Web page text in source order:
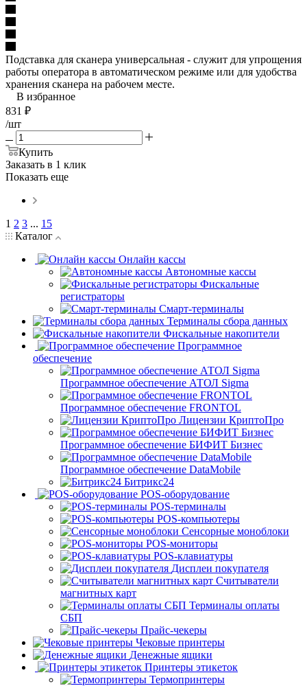
Подставка для сканера универсальная - служит для упрощения
работы оператора в автоматическом режиме или для удобства
хранения сканера на рабочем месте.
В избранное
831 ₽
/шт
Купить
Заказать в 1 клик
Показать еще
1 2 3 ... 15
Каталог
Онлайн кассы
Автономные кассы
Фискальные
регистраторы
Смарт-терминалы
Терминалы сбора данных
Фискальные накопители
Программное
обеспечение
Программное обеспечение АТОЛ Sigma
Программное обеспечение FRONTOL
Лицензии КриптоПро
Программное обеспечение БИФИТ Бизнес
Программное обеспечение DataMobile
Битрикс24
POS-оборудование
POS-терминалы
POS-компьютеры
Сенсорные моноблоки
POS-мониторы
POS-клавиатуры
Дисплеи покупателя
Считыватели
магнитных карт
Терминалы оплаты
СБП
Прайс-чекеры
Чековые принтеры
Денежные ящики
Принтеры этикеток
Термопринтеры